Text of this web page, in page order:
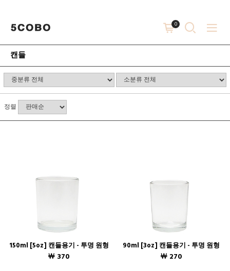
0
캔들
정렬
150ml [5oz] 캔들용기 - 투명 원형
￦ 370
90ml [3oz] 캔들용기 - 투명 원형
￦ 270